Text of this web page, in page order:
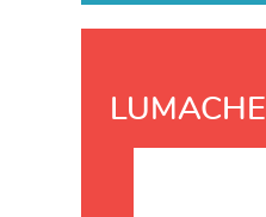
LUMACHE